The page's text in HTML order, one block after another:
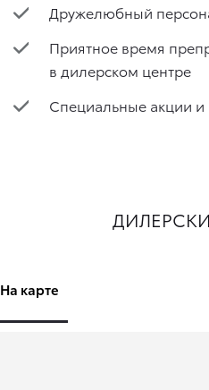
Дружелюбный
Приятное время
в дилерском центре
Специальные акции
На карте